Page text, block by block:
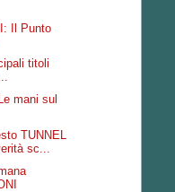
Il Punto
titoli
mani sul
TUNNEL
sc...